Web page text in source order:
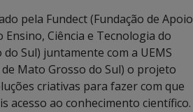
pela Fundect (Fundação de Apoio
Ciência e Tecnologia do
Sul) juntamente com a UEMS
Mato Grosso do Sul) o projeto
criativas para fazer com que
acesso ao conhecimento científico.